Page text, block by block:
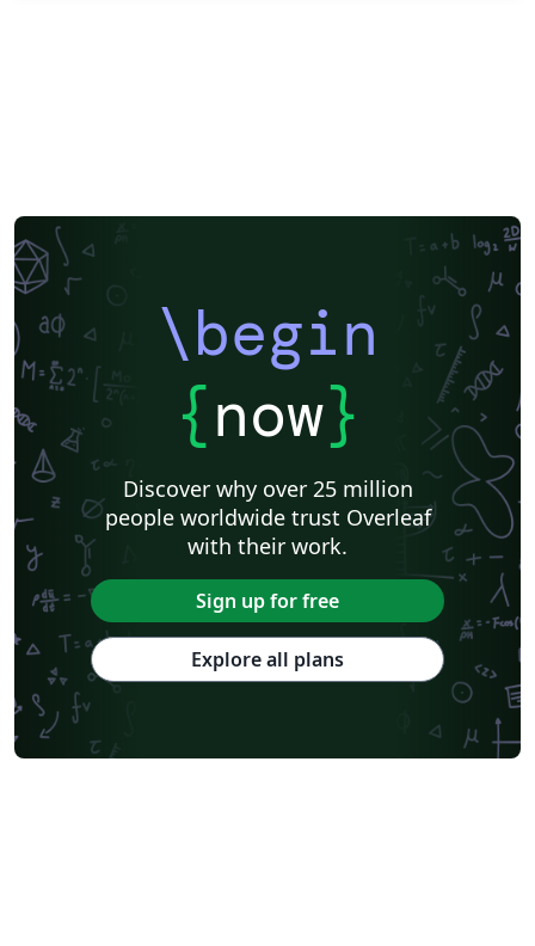
\begin
{now}
Discover why over 25 million
people worldwide trust Overleaf
with their work.
Sign up for free
Explore all plans